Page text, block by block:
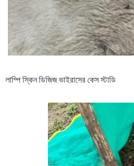
লাম্পি স্কিন ডিজিজ ভাইরাসের কেস স্টাডি